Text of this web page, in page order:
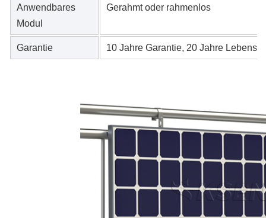
Anwendbares
Modul
Gerahmt oder rahmenlos
Garantie 10 Jahre Garantie, 20 Jahre